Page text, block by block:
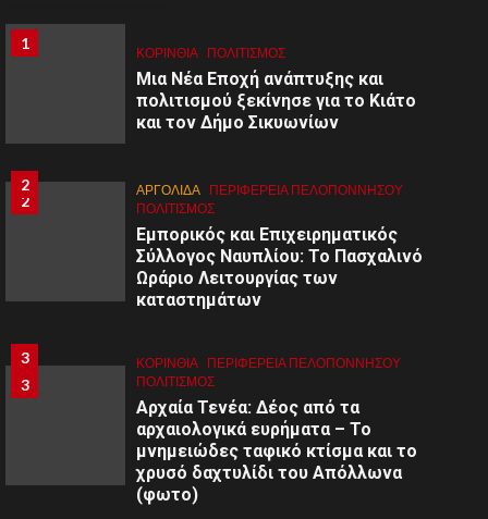
1
1
ΚΟΡΙΝΘΊΑ ΠΟΛΙΤΙΣΜΌΣ
Μια Νέα Εποχή ανάπτυξης και
πολιτισμού ξεκίνησε για το Κιάτο
και τον Δήμο Σικυωνίων
2
2 ΑΡΓΟΛΙΔΑ ΠΕΡΙΦΈΡΕΙΑ ΠΕΛΟΠΟΝΝΉΣΟΥ
ΠΟΛΙΤΙΣΜΌΣ
Εμπορικός και Επιχειρηματικός
Σύλλογος Ναυπλίου: Το Πασχαλινό
Ωράριο Λειτουργίας των
καταστημάτων
3
3 ΚΟΡΙΝΘΊΑ ΠΕΡΙΦΈΡΕΙΑ ΠΕΛΟΠΟΝΝΉΣΟΥ
ΠΟΛΙΤΙΣΜΌΣ
Αρχαία Τενέα: Δέος από τα
αρχαιολογικά ευρήματα – Το
μνημειώδες ταφικό κτίσμα και το
χρυσό δαχτυλίδι του Απόλλωνα
(φωτο)